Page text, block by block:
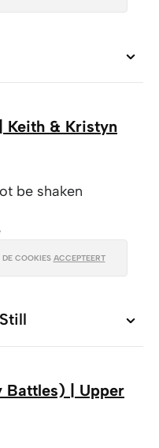
Keith & Kristyn
be shaken
COOKIES ACCEPTEERT
Battles) | Upper